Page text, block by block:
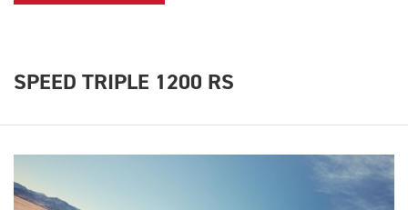
SPEED TRIPLE 1200 RS